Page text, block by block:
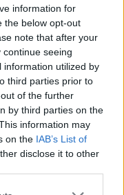
information for
the below opt-out
note that after your
seeing
information utilized by
third parties prior to
of the further
by third parties on the
information may
on the IAB’s List of
disclose it to other
one or more Google